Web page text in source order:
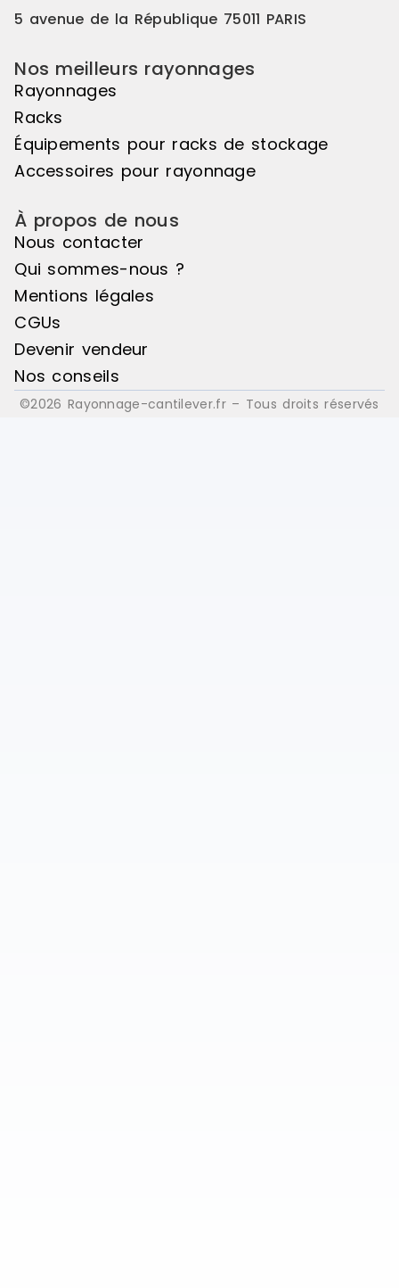
stockage de charges longues.
Disponible Marque : Trilogiq
5 avenue de la République 75011 PARIS
Nos meilleurs rayonnages
Rayonnages
Racks
Équipements pour racks de stockage
Accessoires pour rayonnage
À propos de nous
Nous contacter
Qui sommes-nous ?
Mentions légales
CGUs
Devenir vendeur
Nos conseils
©2026 Rayonnage-cantilever.fr – Tous droits réservés